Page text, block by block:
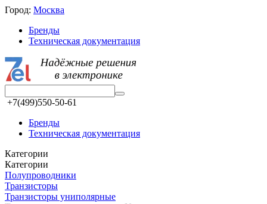
Город: Москва
Бренды
Техническая документация
+7(499)550-50-61
Бренды
Техническая документация
Категории
Категории
Полупроводники
Транзисторы
Транзисторы униполярные